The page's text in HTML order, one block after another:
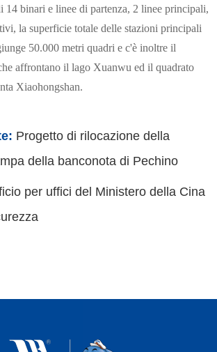
14 binari e linee di partenza, 2 linee principali,
la superficie totale delle stazioni principali
50.000 metri quadri e c'è inoltre il
affrontano il lago Xuanwu ed il quadrato
Xiaohongshan.
Progetto di rilocazione della
della banconota di Pechino
per uffici del Ministero della Cina